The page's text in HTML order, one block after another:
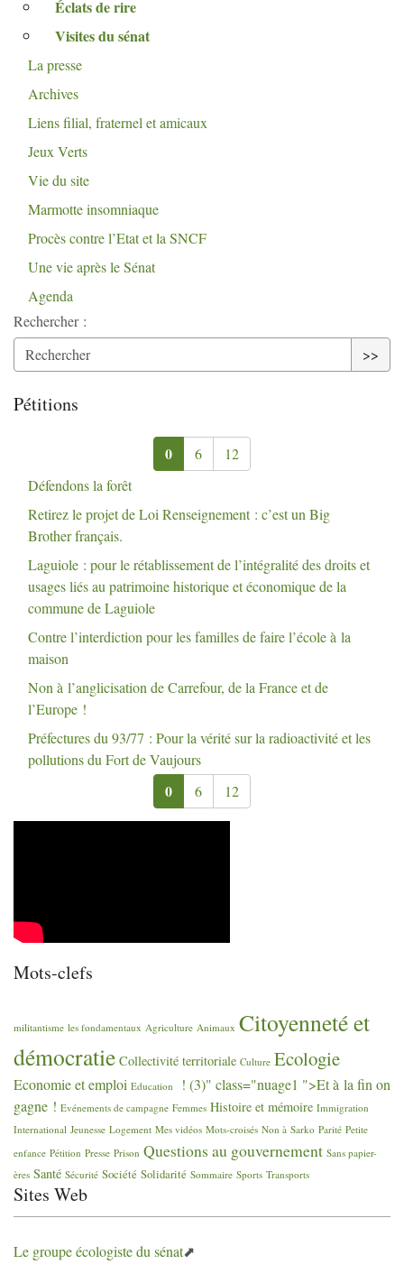
Éclats de rire
Visites du sénat
La presse
Archives
Liens filial, fraternel et amicaux
Jeux Verts
Vie du site
Marmotte insomniaque
Procès contre l’Etat et la SNCF
Une vie après le Sénat
Agenda
Rechercher :
>>
Pétitions
0 6
12
Défendons la forêt
Retirez le projet de Loi Renseignement : c’est un Big
Brother français.
Laguiole : pour le rétablissement de l’intégralité des droits et
usages liés au patrimoine historique et économique de la
commune de Laguiole
Contre l’interdiction pour les familles de faire l’école à la
maison
Non à l’anglicisation de Carrefour, de la France et de
l’Europe !
Préfectures du 93/77 : Pour la vérité sur la radioactivité et les
pollutions du Fort de Vaujours
0 6 12
Mots-clefs
militantisme les fondamentaux Agriculture Animaux Citoyenneté et
démocratie Collectivité territoriale Culture Ecologie
Economie et emploi Education
! (3)" class="nuage1 ">Et à la fin on
gagne ! Evénements de campagne Femmes Histoire et mémoire Immigration
International Jeunesse Logement Mes vidéos Mots-croisés Non à Sarko Parité Petite
enfance Pétition Presse Prison Questions au gouvernement Sans papier-
ères Santé Sécurité Société Solidarité Sommaire Sports Transports
Sites Web
Le groupe écologiste du sénat